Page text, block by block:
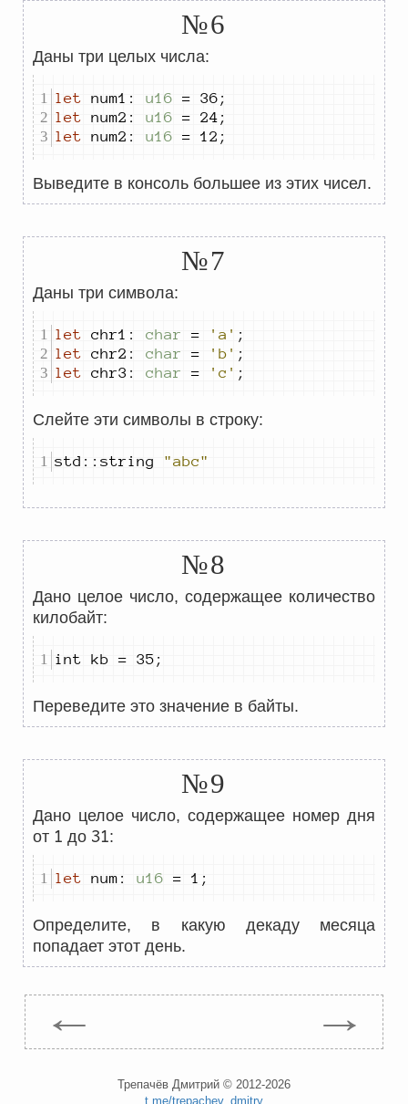
№6
Даны три целых числа:
let num1 : u16 = 36 ;
let num2 : u16 = 24 ;
let num2 : u16 = 12 ;
Выведите в консоль большее из этих чисел.
№7
Даны три символа:
let chr1 : char = 'a' ;
let chr2 : char = 'b' ;
let chr3 : char = 'c' ;
Слейте эти символы в строку:
std :: string "abc"
№8
Дано целое число, содержащее количество
килобайт:
int kb = 35 ;
Переведите это значение в байты.
№9
Дано целое число, содержащее номер дня
от 1 до 31:
let num : u16 = 1 ;
Определите, в какую декаду месяца
попадает этот день.
← →
Трепачёв Дмитрий © 2012-2026
t.me/trepachev_dmitry